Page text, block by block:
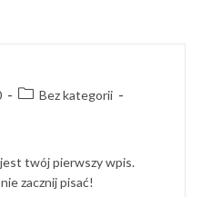
PostBez kategorii
twój pierwszy wpis.
zacznij pisać!